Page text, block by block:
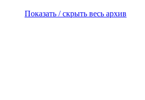
Показать / скрыть весь архив